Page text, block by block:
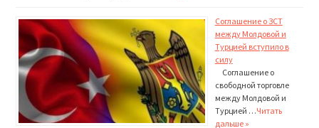
Соглашение о ЗСТ
между Молдовой и
Турцией вступило в
силу
Соглашение о
свободной торговле
между Молдовой и
Турцией …Читать
дальше »